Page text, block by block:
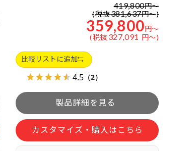
419,800円～
税抜381,637円～
359,800円～
税抜 327,091 円～
比較リストに追加
4.5 （2）
カスタマイズ・購入はこちら